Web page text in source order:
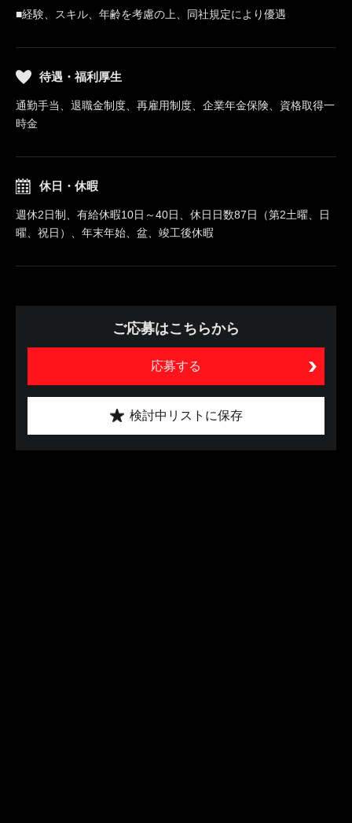
■経験、スキル、年齢を考慮の上、同社規定により優遇
待遇・福利厚生
通勤手当、退職金制度、再雇用制度、企業年金保険、資格取得一
時金
休日・休暇
週休2日制、有給休暇10日～40日、休日日数87日（第2土曜、日
曜、祝日）、年末年始、盆、竣工後休暇
ご応募はこちらから
応募する
検討中リストに保存